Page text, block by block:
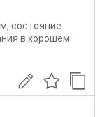
состояние
в хорошем